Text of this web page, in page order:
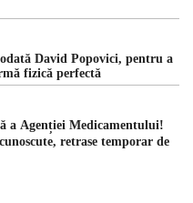
David Popovici, pentru a
fizică perfectă
a Agenției Medicamentului!
retrase temporar de